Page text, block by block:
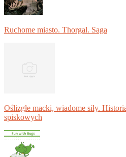
Ruchome miasto. Thorgal. Saga
Oślizgłe macki, wiadome siły.
spiskowych